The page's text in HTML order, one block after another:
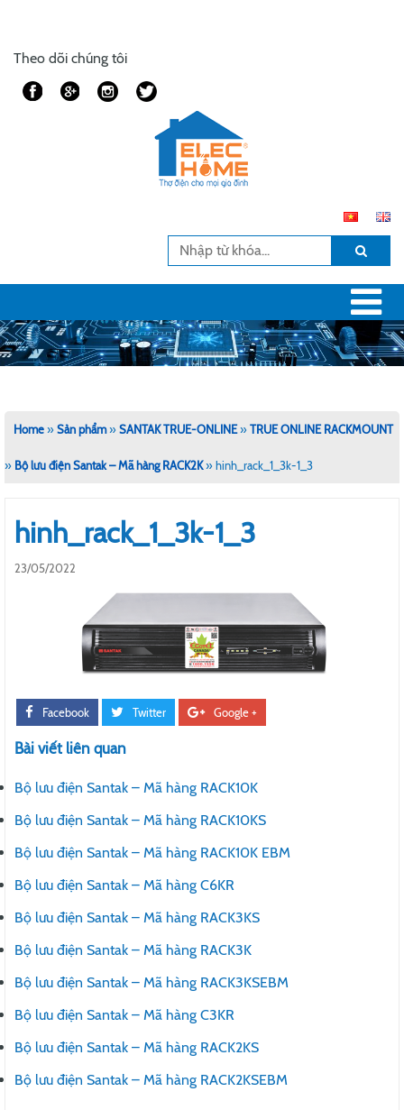
Theo dõi chúng tôi
Home»Sản phẩm»SANTAK TRUE-ONLINE»TRUE ONLINE RACKMOUNT
» Bộ lưu điện Santak – Mã hàng RACK2K»hinh_rack_1_3k-1_3
hinh_rack_1_3k-1_3
23/05/2022
Facebook Twitter Google +
Bài viết liên quan
Bộ lưu điện Santak – Mã hàng RACK10K
Bộ lưu điện Santak – Mã hàng RACK10KS
Bộ lưu điện Santak – Mã hàng RACK10K EBM
Bộ lưu điện Santak – Mã hàng C6KR
Bộ lưu điện Santak – Mã hàng RACK3KS
Bộ lưu điện Santak – Mã hàng RACK3K
Bộ lưu điện Santak – Mã hàng RACK3KSEBM
Bộ lưu điện Santak – Mã hàng C3KR
Bộ lưu điện Santak – Mã hàng RACK2KS
Bộ lưu điện Santak – Mã hàng RACK2KSEBM